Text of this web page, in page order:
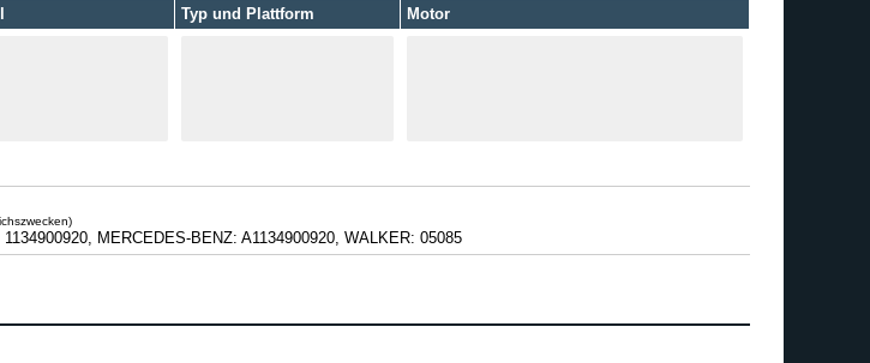
Typ und Plattform Motor
MERCEDES-BENZ: A1134900920, WALKER: 05085